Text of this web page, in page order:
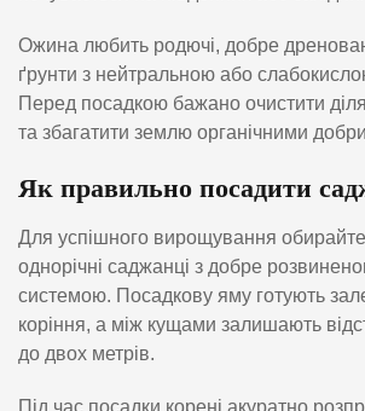
Ожина любить родючі, добре
ґрунти з нейтральною або
Перед посадкою бажано очистити
та збагатити землю органічними
Як правильно посадити
Для успішного вирощування обирайте
однорічні саджанці з добре
системою. Посадкову яму готують
коріння, а між кущами залишають
до двох метрів.
Під час посадки корені акуратно